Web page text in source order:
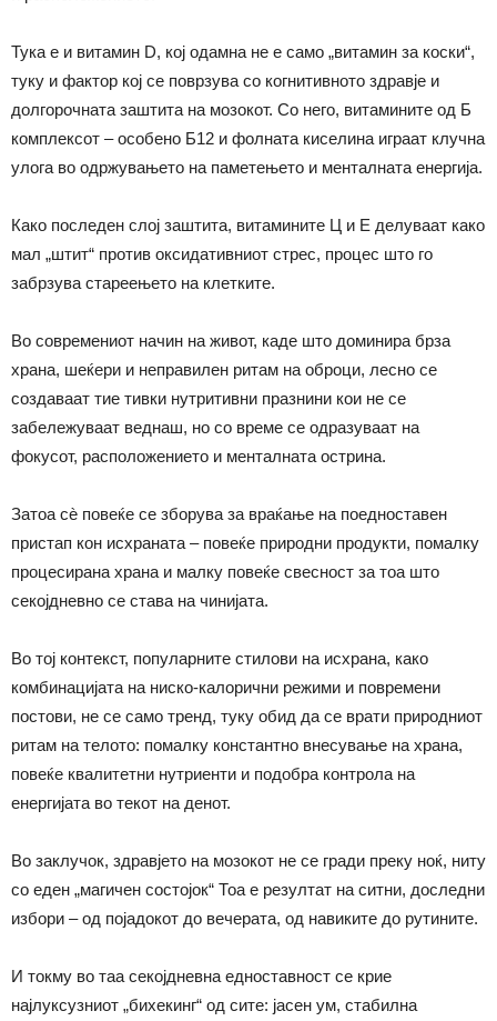
Тука е и витамин D, кој одамна не е само „витамин за коски“,
туку и фактор кој се поврзува со когнитивното здравје и
долгорочната заштита на мозокот. Со него, витамините од Б
комплексот – особено Б12 и фолната киселина играат клучна
улога во одржувањето на паметењето и менталната енергија.
Како последен слој заштита, витамините Ц и Е делуваат како
мал „штит“ против оксидативниот стрес, процес што го
забрзува стареењето на клетките.
Во современиот начин на живот, каде што доминира брза
храна, шеќери и неправилен ритам на оброци, лесно се
создаваат тие тивки нутритивни празнини кои не се
забележуваат веднаш, но со време се одразуваат на
фокусот, расположението и менталната острина.
Затоа сѐ повеќе се зборува за враќање на поедноставен
пристап кон исхраната – повеќе природни продукти, помалку
процесирана храна и малку повеќе свесност за тоа што
секојдневно се става на чинијата.
Во тој контекст, популарните стилови на исхрана, како
комбинацијата на ниско-калорични режими и повремени
постови, не се само тренд, туку обид да се врати природниот
ритам на телото: помалку константно внесување на храна,
повеќе квалитетни нутриенти и подобра контрола на
енергијата во текот на денот.
Во заклучок, здравјето на мозокот не се гради преку ноќ, ниту
со еден „магичен состојок“ Тоа е резултат на ситни, доследни
избори – од појадокот до вечерата, од навиките до рутините.
И токму во таа секојдневна едноставност се крие
најлуксузниот „бихекинг“ од сите: јасен ум, стабилна